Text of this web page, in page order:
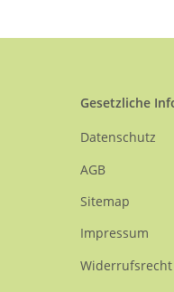
Gesetzliche
Datenschutz
AGB
Sitemap
Impressum
Widerrufsrecht